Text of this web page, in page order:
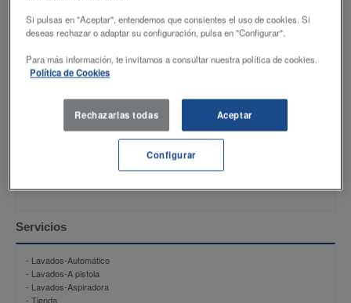
- Shell FuelSave Gasolina 95
- Shell V-Power Diesel
- Shell FuelSave Gasolina 95
- AD-BLUE
Servicios
- Lavados-Automático
- Lavados-A pistola
- Lavados-Aspiradora
- Tienda
Si pulsas en "Aceptar", entendemos que consientes el uso de cookies. Si
deseas rechazar o adaptar su configuración, pulsa en "Configurar".
Para más información, te invitamos a consultar nuestra política de cookies.
Política de Cookies
Rechazarlas todas Aceptar
Configurar